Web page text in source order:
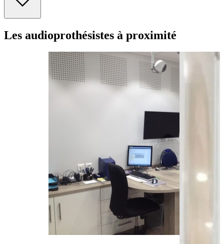
Moyens de transport
Bus - Roosevelt
Bus - Hôpital
Bus - Centre-Ville Poterie
Leaflet |©OpenStreetMap contributors
Les audioprothésistes à proximité